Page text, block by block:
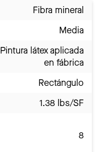
Fibra mineral
Media
Pintura látex aplicada
en fábrica
Rectángulo
1.38 lbs/SF
8